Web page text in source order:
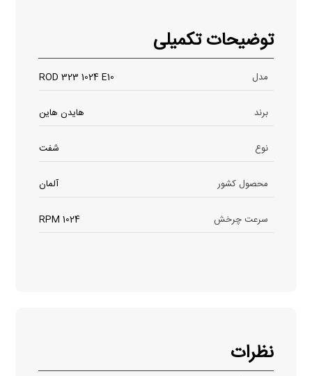
توضیحات تکمیلی
مدل ROD 323 1024 E10
برند هایدن هاین
نوع شفت
محصول کشور آلمان
سرعت چرخش 1024 RPM
نظرات